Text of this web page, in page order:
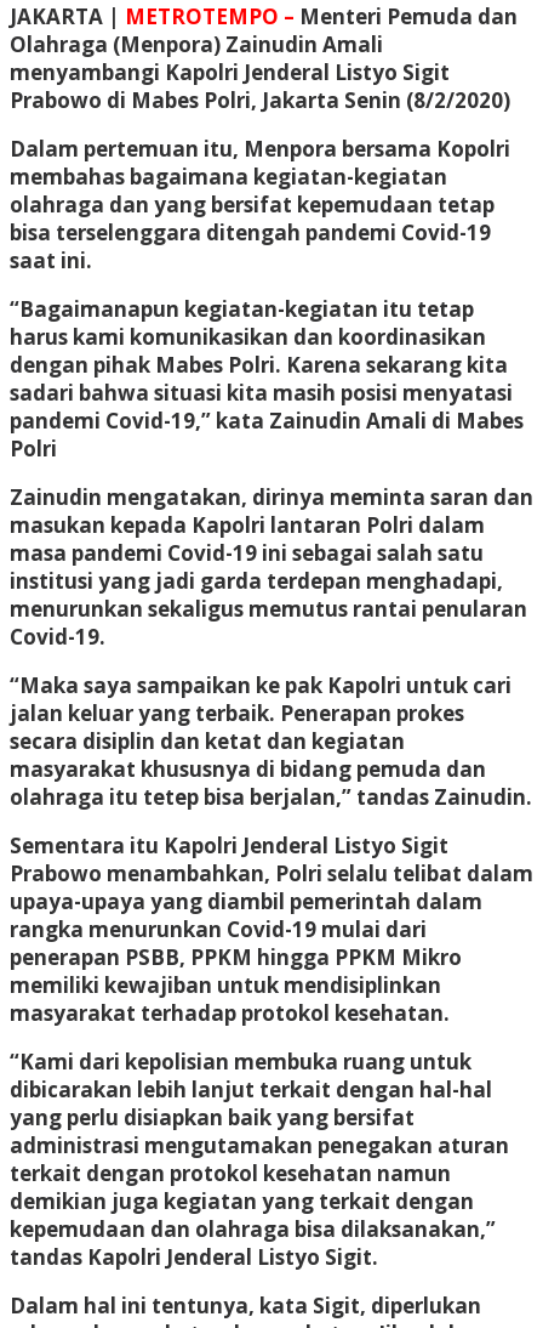
JAKARTA | METROTEMPO – Menteri Pemuda dan
Olahraga (Menpora) Zainudin Amali
menyambangi Kapolri Jenderal Listyo Sigit
Prabowo di Mabes Polri, Jakarta Senin (8/2/2020)
Dalam pertemuan itu, Menpora bersama Kopolri
membahas bagaimana kegiatan-kegiatan
olahraga dan yang bersifat kepemudaan tetap
bisa terselenggara ditengah pandemi Covid-19
saat ini.
“Bagaimanapun kegiatan-kegiatan itu tetap
harus kami komunikasikan dan koordinasikan
dengan pihak Mabes Polri. Karena sekarang kita
sadari bahwa situasi kita masih posisi menyatasi
pandemi Covid-19,” kata Zainudin Amali di Mabes
Polri
Zainudin mengatakan, dirinya meminta saran dan
masukan kepada Kapolri lantaran Polri dalam
masa pandemi Covid-19 ini sebagai salah satu
institusi yang jadi garda terdepan menghadapi,
menurunkan sekaligus memutus rantai penularan
Covid-19.
“Maka saya sampaikan ke pak Kapolri untuk cari
jalan keluar yang terbaik. Penerapan prokes
secara disiplin dan ketat dan kegiatan
masyarakat khususnya di bidang pemuda dan
olahraga itu tetep bisa berjalan,” tandas Zainudin.
Sementara itu Kapolri Jenderal Listyo Sigit
Prabowo menambahkan, Polri selalu telibat dalam
upaya-upaya yang diambil pemerintah dalam
rangka menurunkan Covid-19 mulai dari
penerapan PSBB, PPKM hingga PPKM Mikro
memiliki kewajiban untuk mendisiplinkan
masyarakat terhadap protokol kesehatan.
“Kami dari kepolisian membuka ruang untuk
dibicarakan lebih lanjut terkait dengan hal-hal
yang perlu disiapkan baik yang bersifat
administrasi mengutamakan penegakan aturan
terkait dengan protokol kesehatan namun
demikian juga kegiatan yang terkait dengan
kepemudaan dan olahraga bisa dilaksanakan,”
tandas Kapolri Jenderal Listyo Sigit.
Dalam hal ini tentunya, kata Sigit, diperlukan